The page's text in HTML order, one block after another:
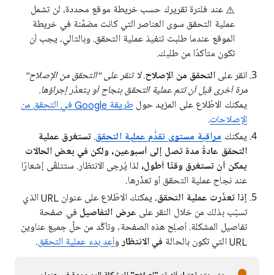
⚠️ عند فلترة تقريرك حسب خريطة موقع محددة، لن تشمل
عملية التحقق سوى العناصر التي كانت مضمَّنة في خريطة
الموقع عندما طلبت تنفيذ عملية التحقق. وبالتالي، يجب أن
تكون متأكدًا من طلبك.
انقر على التحقق من الإصلاح.لا تنقر على "التحقق من الإصلاح"
مرة أخرى قبل أن تتم عملية التحقق بنجاح أو يتعذّر إجراؤها.
يمكنك الاطّلاع على المزيد حول
طريقة Google في التحقق من
الإصلاحات.
يمكنك مراقبة مستوى تقدُّم عملية التحقق.تستغرق عملية
التحقق عادةً مدة تصل إلى أسبوعين، ولكن في بعض الحالات
يمكن أن تستغرق وقتًا أطول، لذا يُرجى الانتظار. ستتلقّى إشعارًا
عند نجاح عملية التحقق أو تعذّرها.
إذا تعذّرت عملية التحقق
، يمكنك الاطّلاع على عنوان URL الذي
تسبّب بذلك من خلال النقر على عرض التفاصيل في صفحة
تفاصيل المشكلة. أصلِح هذه الصفحة، وتأكَّد من حلّ جميع عناوين
URL التي تكون بالحالة
في الانتظاروأعِد بدء عملية التحقق.